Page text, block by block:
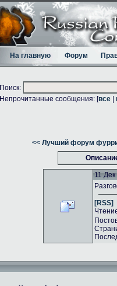
На главную Форум
Поиск:
Непрочитанные сообщения: [все
<< Лучший форум
11
[RSS]